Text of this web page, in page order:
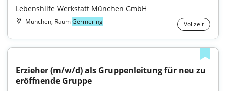
Lebenshilfe Werkstatt München GmbH
München, RaumGermering Vollzeit
Erzieher (m/w/d) als Gruppenleitung für neu zu
eröffnende Gruppe